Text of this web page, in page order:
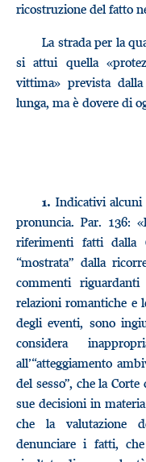
ricostruzione del fatto
La strada per la
si attui quella
vittima» prevista
lunga, ma è dovere di
1. Indicativi alcuni
pronuncia. Par. 136:
riferimenti fatti dalla
“mostrata” dalla
commenti
relazioni romantiche e
degli eventi, sono
considera
all’“atteggiamento
del sesso”, che la
sue decisioni in
che la valutazione
denunciare i fatti,